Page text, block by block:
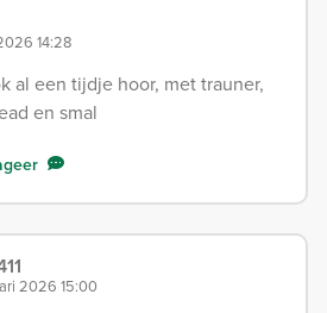
14:28
al een tijdje hoor, met trauner,
en smal
2026 15:00